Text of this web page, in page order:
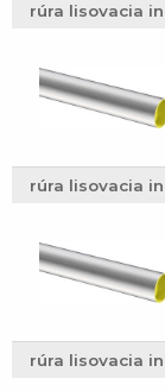
rúra lisovacia
rúra lisovacia
rúra lisovacia